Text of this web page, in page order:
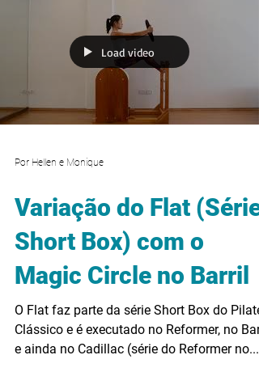
Load video
Por Hellen e Monique
Variação do Flat (Série
Short Box) com o
Magic Circle no Barril
O Flat faz parte da série Short Box do
Clássico e é executado no Reformer, no
e ainda no Cadillac (série do Reformer no...